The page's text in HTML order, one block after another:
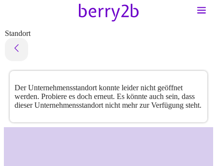
Standort
Der Unternehmensstandort konnte leider nicht geöffnet
werden. Probiere es doch erneut. Es könnte auch sein, dass
dieser Unternehmensstandort nicht mehr zur Verfügung steht.